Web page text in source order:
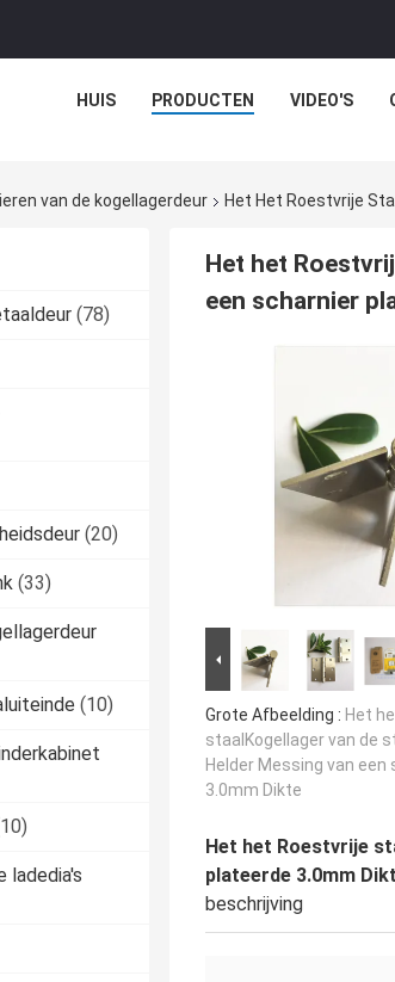
HUIS PRODUCTEN VIDEO'S
van de kogellagerdeur Het Het Roestvrije
(78)
(20)
(33)
(10)
ladedia's
Het het
een scharnier
Grote Afbeelding : Het
staalKogellager van de
Helder Messing van
3.0mm Dikte
Het het Roestvrije
plateerde 3.0mm
beschrijving